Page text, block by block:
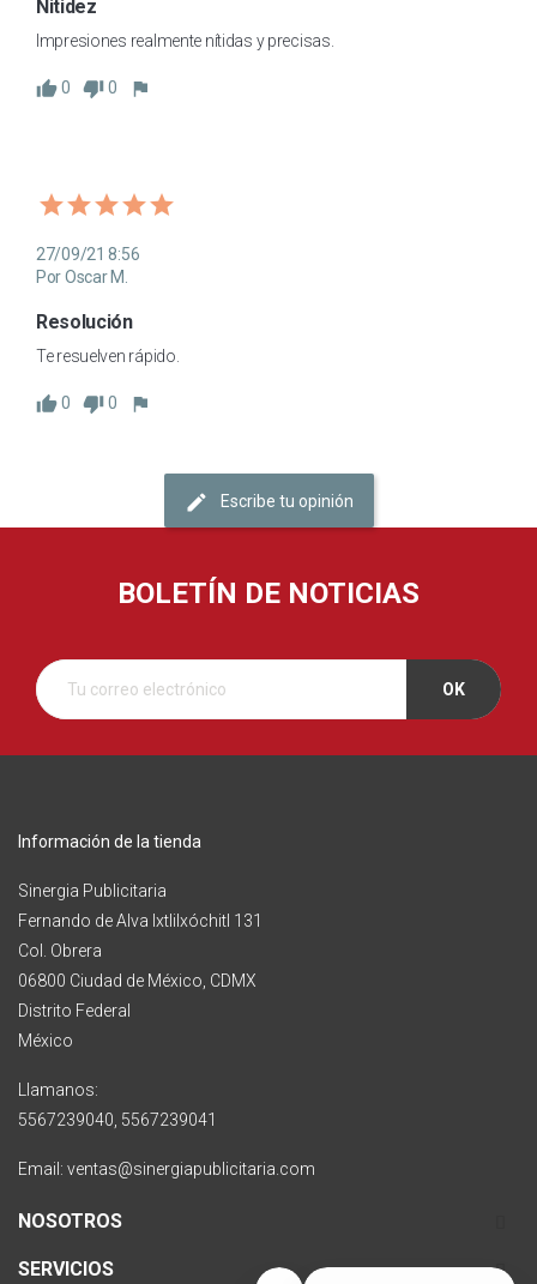
Nitidez
Impresiones realmente nítidas y precisas.
0 0
27/09/21 8:56
Por Oscar M.
Resolución
Te resuelven rápido.
0 0
Escribe tu opinión
BOLETÍN DE NOTICIAS
Información de la tienda
Sinergia Publicitaria
Fernando de Alva Ixtlilxóchitl 131
Col. Obrera
06800 Ciudad de México, CDMX
Distrito Federal
México
Llamanos:
5567239040, 5567239041
Email: ventas@sinergiapublicitaria.com
NOSOTROS
SERVICIOS